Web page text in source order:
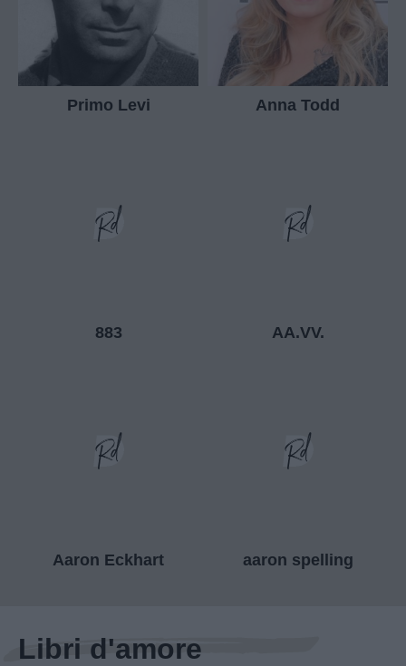
Primo Levi Anna Todd
883 AA.VV.
Aaron Eckhart aaron spelling
Libri d'amore